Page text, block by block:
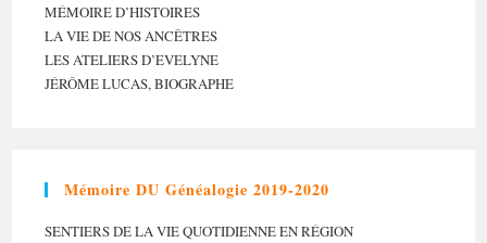
MÉMOIRE D’HISTOIRES
LA VIE DE NOS ANCÊTRES
LES ATELIERS D’EVELYNE
JÉRÔME LUCAS, BIOGRAPHE
Mémoire DU Généalogie 2019-2020
SENTIERS DE LA VIE QUOTIDIENNE EN RÉGION